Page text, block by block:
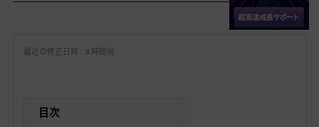
お 共有する
最近の修正日時 : 8 時間前
目次